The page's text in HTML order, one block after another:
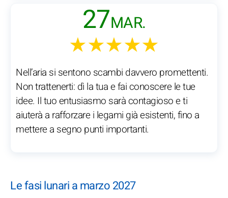
27MAR.
★★★★★
Nell’aria si sentono scambi davvero promettenti.
Non trattenerti: dì la tua e fai conoscere le tue
idee. Il tuo entusiasmo sarà contagioso e ti
aiuterà a rafforzare i legami già esistenti, fino a
mettere a segno punti importanti.
Le fasi lunari a marzo 2027